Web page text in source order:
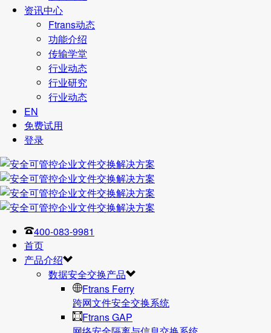
资讯中心
Ftrans动态
功能介绍
传输学堂
行业动态
行业研究
行业动态
EN
免费试用
登录
400-083-9981
首页
产品介绍
数据安全交换产品
Ftrans Ferry
跨网文件安全交换系统
Ftrans GAP